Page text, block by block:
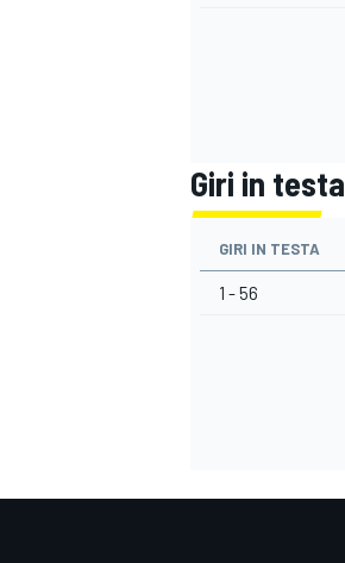
Giri in testa
GIRI IN TESTA
1 - 56